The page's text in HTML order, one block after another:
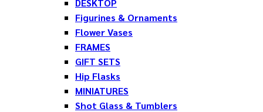
DESKTOP
Figurines & Ornaments
Flower Vases
FRAMES
GIFT SETS
Hip Flasks
MINIATURES
Shot Glass & Tumblers